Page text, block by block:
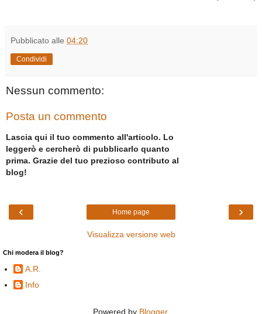
Pubblicato alle 04:20
Condividi
Nessun commento:
Posta un commento
Lascia qui il tuo commento all'articolo. Lo
leggerò e cercherò di pubblicarlo quanto
prima. Grazie del tuo prezioso contributo al
blog!
‹ ›
Home page
Visualizza versione web
Chi modera il blog?
A.R.
Info
Powered by Blogger.